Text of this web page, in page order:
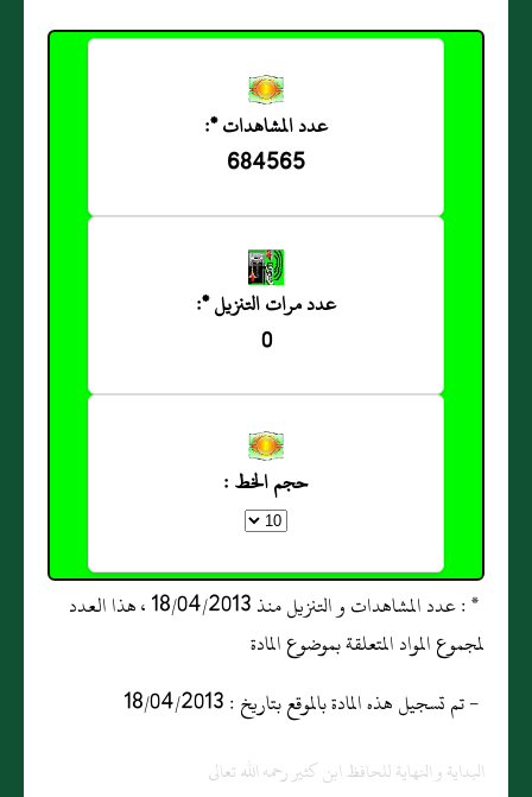
عدد المشاهدات *:
684565
عدد مرات التنزيل *:
0
حجم الخط :
* : عدد المشاهدات و التنزيل منذ 18/04/2013 ، هذا العدد
لمجموع المواد المتعلقة بموضوع المادة
- تم تسجيل هذه المادة بالموقع بتاريخ : 18/04/2013
البداية و النهاية للحافظ ابن كثير رحمه الله تعالى